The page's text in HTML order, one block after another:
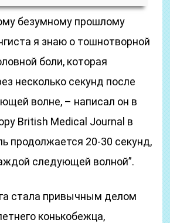
безумному прошлому
я знаю о тошнотворной
боли, которая
несколько секунд после
волне, – написал он в
British Medical Journal в
продолжается 20-30 секунд,
следующей волной”.
стала привычным делом
конькобежца,